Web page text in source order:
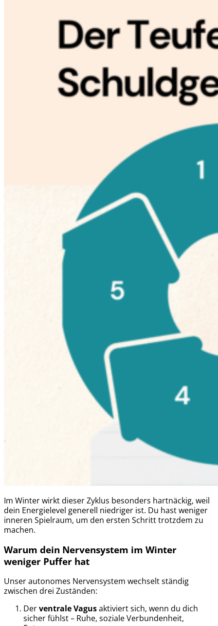
Im Winter wirkt dieser Zyklus besonders hartnäckig, weil
dein Energielevel generell niedriger ist. Du hast weniger
inneren Spielraum, um den ersten Schritt trotzdem zu
machen.
Warum dein Nervensystem im Winter
weniger Puffer hat
Unser autonomes Nervensystem wechselt ständig
zwischen drei Zuständen:
Derventrale Vagusaktiviert sich, wenn du dich
sicher fühlst – Ruhe, soziale Verbundenheit,